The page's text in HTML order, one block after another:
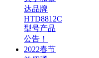
达品牌
HTD8812C
型号产品
公告！
2022春节